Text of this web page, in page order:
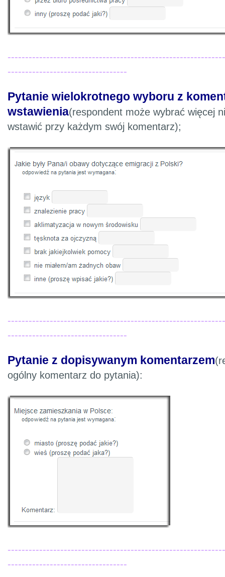
----------------------------------
Pytanie wielokrotnego wyboru z
wstawienia(respondent może wybrać więcej
wstawić przy każdym swój komentarz);
----------------------------------
Pytanie z dopisywanym komentarzem
ogólny komentarz do pytania):
----------------------------------